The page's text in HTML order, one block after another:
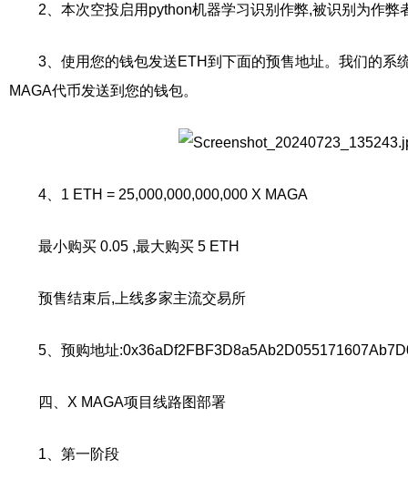
2、本次空投启用python机器学习识别作弊,被识别为作弊
3、使用您的钱包发送ETH到下面的预售地址。我们的系
MAGA代币发送到您的钱包。
4、1 ETH = 25,000,000,000,000 X MAGA
最小购买 0.05 ,最大购买 5 ETH
预售结束后,上线多家主流交易所
5、预购地址
四、X MAGA项目线路图部署
1、第一阶段